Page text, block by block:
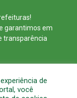
!
garantimos em
transparência
de
você